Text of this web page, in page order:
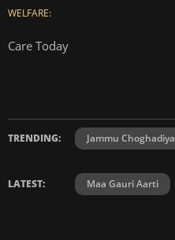
WELFARE:
Care Today
TRENDING: Jammu Choghadiya
LATEST: Maa Gauri Aarti